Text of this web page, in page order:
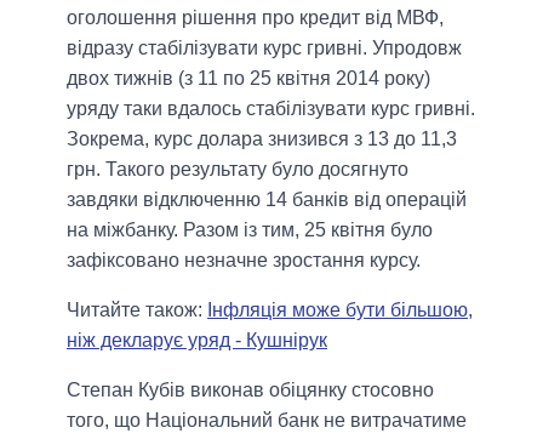
оголошення рішення про кредит від МВФ,
відразу стабілізувати курс гривні. Упродовж
двох тижнів (з 11 по 25 квітня 2014 року)
уряду таки вдалось стабілізувати курс гривні.
Зокрема, курс долара знизився з 13 до 11,3
грн. Такого результату було досягнуто
завдяки відключенню 14 банків від операцій
на міжбанку. Разом із тим, 25 квітня було
зафіксовано незначне зростання курсу.
Читайте також: Інфляція може бути більшою,
ніж декларує уряд - Кушнірук
Степан Кубів виконав обіцянку стосовно
того, що Національний банк не витрачатиме